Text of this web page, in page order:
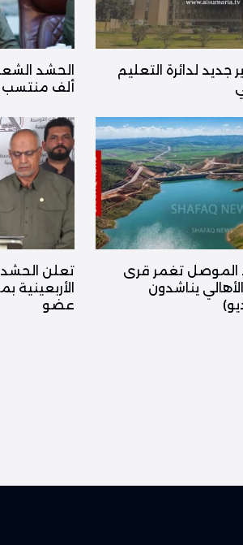
لدائرة التعليم
ألف منتسب
الموصل تغمر قرى
يناشدون
تعلن الحشد
عضو